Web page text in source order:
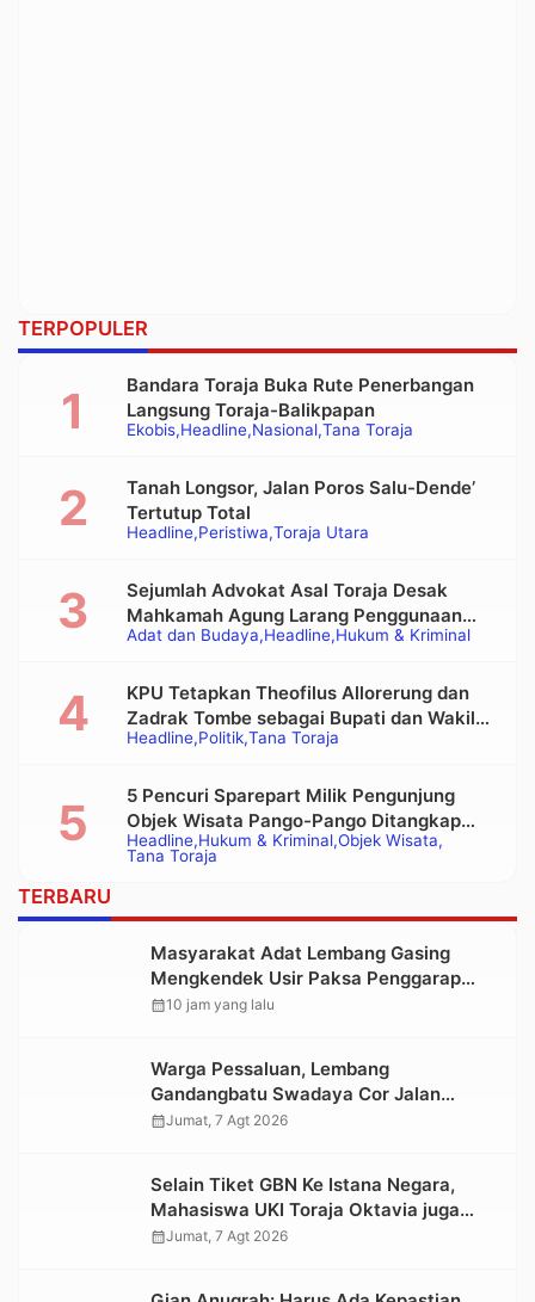
TERPOPULER
Ekobis Headline Nasional Tana Toraja
Bandara Toraja Buka Rute Penerbangan
Langsung Toraja-Balikpapan
Headline Peristiwa Toraja Utara
Tanah Longsor, Jalan Poros Salu-Dende’
Tertutup Total
Adat dan Budaya Headline Hukum & Kriminal
Sejumlah Advokat Asal Toraja Desak
Mahkamah Agung Larang Penggunaan
Alat Berat pada Eksekusi Rumah Adat
Headline Politik Tana Toraja
KPU Tetapkan Theofilus Allorerung dan
Zadrak Tombe sebagai Bupati dan Wakil
Bupati Tana Toraja Terpilih
Headline Hukum & Kriminal Objek Wisata
Tana Toraja
5 Pencuri Sparepart Milik Pengunjung
Objek Wisata Pango-Pango Ditangkap
Polisi
TERBARU
Masyarakat Adat Lembang Gasing
Mengkendek Usir Paksa Penggarap
yang Rusak Kawasan Hutan
calendar_month10 jam yang lalu
Warga Pessaluan, Lembang
Gandangbatu Swadaya Cor Jalan
Kabupaten
calendar_monthJumat, 7 Agt 2026
Selain Tiket GBN Ke Istana Negara,
Mahasiswa UKI Toraja Oktavia juga
Lolos ke Pekan Seni Mahasiswa
calendar_monthJumat, 7 Agt 2026